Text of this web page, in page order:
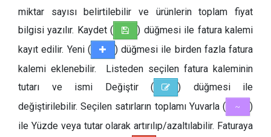
miktar sayısı belirtilebilir ve ürünlerin toplam fiyat
bilgisi yazılır. Kaydet (
) düğmesi ile fatura kalemi
kayıt edilir. Yeni (
) düğmesi ile birden fazla fatura
kalemi eklenebilir. Listeden seçilen fatura kaleminin
tutarı ve ismi Değiştir (
) düğmesi ile
değiştirilebilir. Seçilen satırların toplamı Yuvarla (
~
)
ile Yüzde veya tutar olarak artırılıp/azaltılabilir. Faturaya